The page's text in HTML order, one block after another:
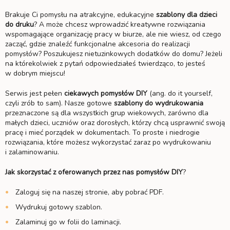
Brakuje Ci pomysłu na atrakcyjne, edukacyjne szablony dla dzieci
do druku? A może chcesz wprowadzić kreatywne rozwiązania
wspomagające organizację pracy w biurze, ale nie wiesz, od czego
zacząć, gdzie znaleźć funkcjonalne akcesoria do realizacji
pomysłów? Poszukujesz nietuzinkowych dodatków do domu? Jeżeli
na którekolwiek z pytań odpowiedziałeś twierdząco, to jesteś
w dobrym miejscu!
Serwis jest pełen ciekawych pomysłów DIY (ang. do it yourself,
czyli zrób to sam). Nasze gotowe szablony do wydrukowania
przeznaczone są dla wszystkich grup wiekowych, zarówno dla
małych dzieci, uczniów oraz dorosłych, którzy chcą usprawnić swoją
pracę i mieć porządek w dokumentach. To proste i niedrogie
rozwiązania, które możesz wykorzystać zaraz po wydrukowaniu
i zalaminowaniu.
Jak skorzystać z oferowanych przez nas pomysłów DIY?
Zaloguj się na naszej stronie, aby pobrać PDF.
Wydrukuj gotowy szablon.
Zalaminuj go w folii do laminacji.